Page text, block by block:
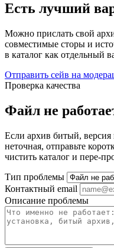
Есть лучший
Можно прислать свой
совместимые сторы и
в каталог как отдельный
Отправить сейв на
Проверка качества
Файл не
Если архив битый,
неточная, отправьте
чистить каталог и пере-
Тип проблемы
Контактный email
Описание проблемы